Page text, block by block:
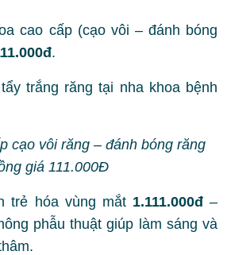
cao cấp (cạo vôi – đánh bóng
.
cạo vôi răng – đánh bóng răng
giá 111.000Đ
trẻ hóa vùng mắt 1.111.000đ–
phẫu thuật giúp làm sáng và